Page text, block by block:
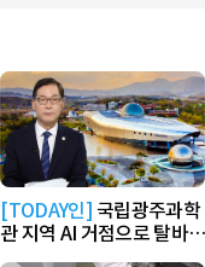
[TODAY인] 국립광주과학
관 지역 AI 거점으로 탈바